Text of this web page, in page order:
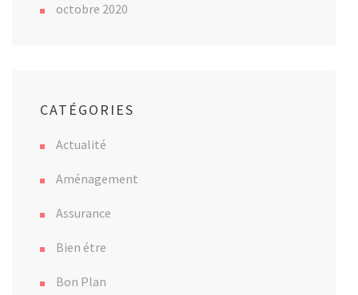
octobre 2020
CATÉGORIES
Actualité
Aménagement
Assurance
Bien étre
Bon Plan